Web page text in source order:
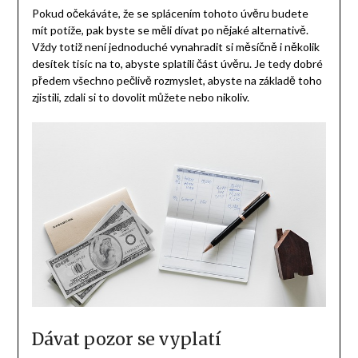
Pokud očekáváte, že se splácením tohoto úvěru budete
mít potíže, pak byste se měli dívat po nějaké alternativě.
Vždy totiž není jednoduché vynahradit si měsíčně i několik
desítek tisíc na to, abyste splatili část úvěru. Je tedy dobré
předem všechno pečlivě rozmyslet, abyste na základě toho
zjistili, zdali si to dovolit můžete nebo nikoliv.
Dávat pozor se vyplatí